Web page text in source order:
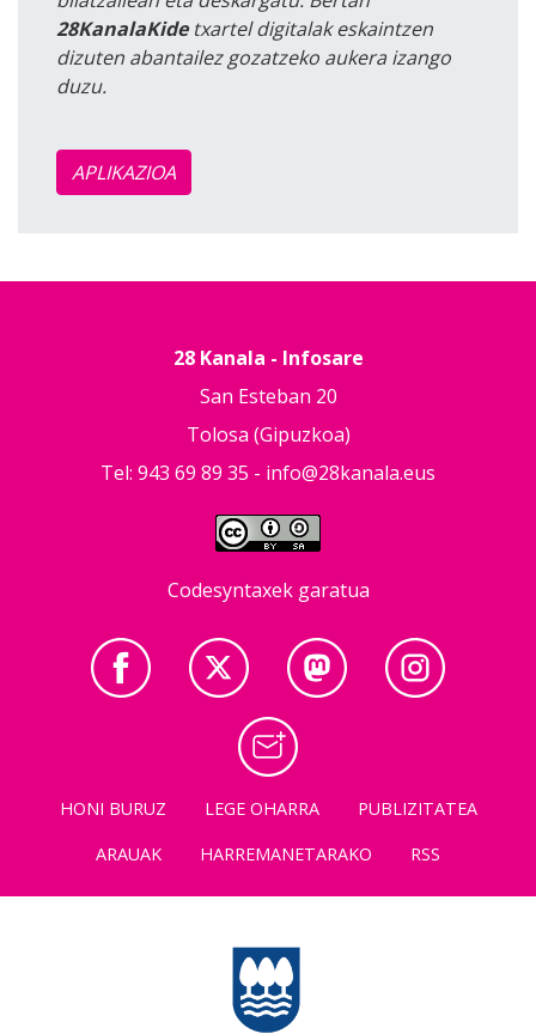
28KanalaKidetxartel digitalak eskaintzen
dizuten abantailez gozatzeko aukera izango
duzu.
APLIKAZIOA
28 Kanala - Infosare
San Esteban 20
Tolosa (Gipuzkoa)
Tel: 943 69 89 35 - info@28kanala.eus
Codesyntaxek garatua
HONI BURUZ LEGE OHARRA
PUBLIZITATEA
ARAUAK
HARREMANETARAKO RSS